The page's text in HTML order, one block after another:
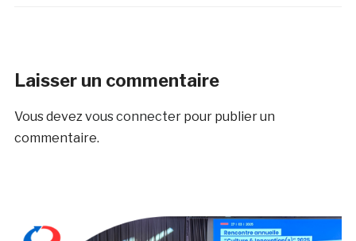
Laisser un commentaire
Vous devezvous connecterpour publier un
commentaire.